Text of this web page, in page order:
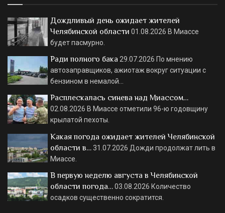
Дождливый день ожидает жителей
Челябинской области 01.08.2026 В Миассе
будет пасмурно.
Ради полного бака 29.07.2026 По мнению
автозаправщиков, ажиотаж вокруг ситуации с
бензином в немалой…
Расплескалась синева над Миассом…
02.08.2026 В Миассе отметили 96-ю годовщину
крылатой пехоты.
Какая погода ожидает жителей Челябинской
области в…31.07.2026 Дожди продолжат лить в
Миассе.
В первую неделю августа в Челябинской
области погода…03.08.2026 Количество
осадков существенно сократится.